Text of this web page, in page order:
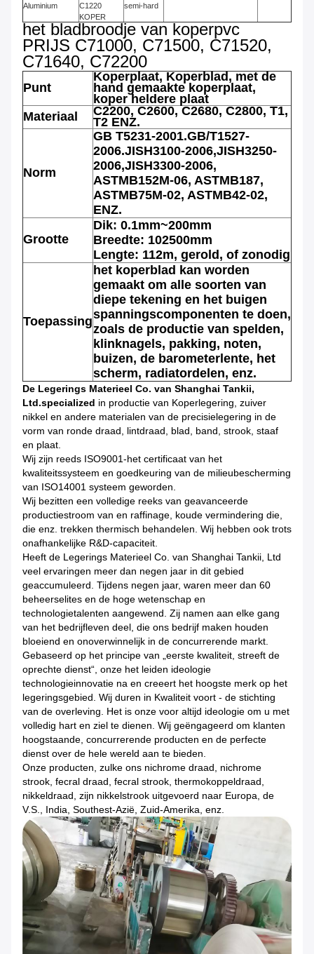
Aluminium
C1220
KOPER
semi-hard
het bladbroodje van koperpvc
PRIJS C71000, C71500, C71520,
C71640, C72200
Punt
Koperplaat, Koperblad, met de
hand gemaakte koperplaat,
koper heldere plaat
Materiaal
C2200, C2600, C2680, C2800, T1,
T2 ENZ.
Norm
GB T5231-2001.GB/T1527-
2006.JISH3100-2006,JISH3250-
2006,JISH3300-2006,
ASTMB152M-06, ASTMB187,
ASTMB75M-02, ASTMB42-02,
ENZ.
Grootte
Dik: 0.1mm~200mm
Breedte: 102500mm
Lengte: 112m, gerold, of zonodig
Toepassing
het koperblad kan worden
gemaakt om alle soorten van
diepe tekening en het buigen
spanningscomponenten te doen,
zoals de productie van spelden,
klinknagels, pakking, noten,
buizen, de barometerlente, het
scherm, radiatordelen, enz.
De Legerings Materieel Co. van Shanghai Tankii,
Ltd.specialized in productie van Koperlegering, zuiver
nikkel en andere materialen van de precisielegering in de
vorm van ronde draad, lintdraad, blad, band, strook, staaf
en plaat.
Wij zijn reeds ISO9001-het certificaat van het
kwaliteitssysteem en goedkeuring van de milieubescherming
van ISO14001 systeem geworden.
Wij bezitten een volledige reeks van geavanceerde
productiestroom van en raffinage, koude vermindering die,
die enz. trekken thermisch behandelen. Wij hebben ook trots
onafhankelijke R&D-capaciteit.
Heeft de Legerings Materieel Co. van Shanghai Tankii, Ltd
veel ervaringen meer dan negen jaar in dit gebied
geaccumuleerd. Tijdens negen jaar, waren meer dan 60
beheerselites en de hoge wetenschap en
technologietalenten aangewend. Zij namen aan elke gang
van het bedrijfleven deel, die ons bedrijf maken houden
bloeiend en onoverwinnelijk in de concurrerende markt.
Gebaseerd op het principe van „eerste kwaliteit, streeft de
oprechte dienst“, onze het leiden ideologie
technologieinnovatie na en creeert het hoogste merk op het
legeringsgebied. Wij duren in Kwaliteit voort - de stichting
van de overleving. Het is onze voor altijd ideologie om u met
volledig hart en ziel te dienen. Wij geëngageerd om klanten
hoogstaande, concurrerende producten en de perfecte
dienst over de hele wereld aan te bieden.
Onze producten, zulke ons nichrome draad, nichrome
strook, fecral draad, fecral strook, thermokoppeldraad,
nikkeldraad, zijn nikkelstrook uitgevoerd naar Europa, de
V.S., India, Southest-Azië, Zuid-Amerika, enz.